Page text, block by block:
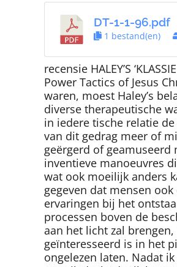
DT-1-1-96.pdf
1 bestand(en)
recensie HALEY’S
Power Tactics of Jesus
waren, moest Haley’s
diverse therapeutische
in iedere tische relatie
van dit gedrag meer of
geërgerd of
inventieve manoeuvres
wat ook moeilijk anders
gegeven dat mensen
ervaringen bij het
processen boven de
aan het licht zal
geïnteresseerd is in het
ongelezen laten. Nadat